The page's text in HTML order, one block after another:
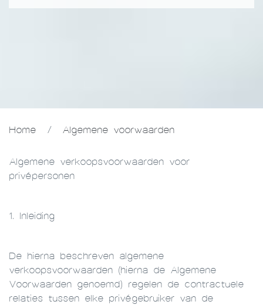
Home / Algemene voorwaarden
Algemene verkoopsvoorwaarden voor
privépersonen
1. Inleiding
De hierna beschreven algemene
verkoopsvoorwaarden (hierna de Algemene
Voorwaarden genoemd) regelen de contractuele
relaties tussen elke privégebruiker van de